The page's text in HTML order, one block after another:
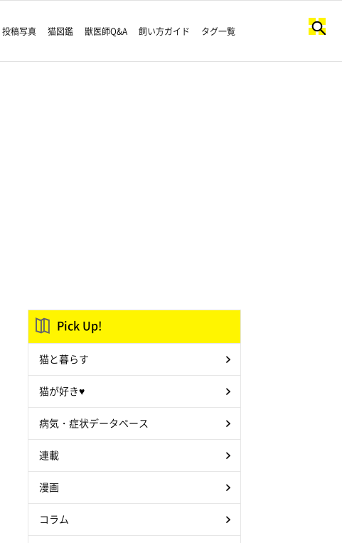
投稿写真 猫図鑑 獣医師Q&A 飼い方ガイド タグ一覧
Pick Up!
猫と暮らす
猫が好き♥
病気・症状データベース
連載
漫画
コラム